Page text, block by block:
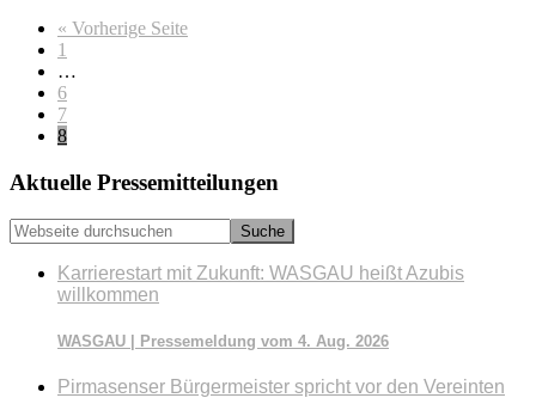
« Vorherige Seiteaufrufen
Seite
1
Zwischenseiten
…
Seite
6
Seite
7
Seite
8
Seitenspalte
Aktuelle Pressemitteilungen
Webseite
durchsuchen
Karrierestart mit Zukunft: WASGAU heißt Azubis
willkommen
WASGAU | Pressemeldung vom 4. Aug. 2026
Pirmasenser Bürgermeister spricht vor den Vereinten